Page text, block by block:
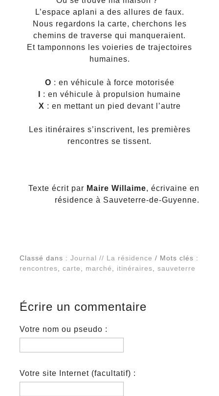
L’espace aplani a des allures de faux.
Nous regardons la carte, cherchons les
chemins de traverse qui manqueraient.
Et tamponnons les voieries de trajectoires
humaines.
O : en véhicule à force motorisée
: en véhicule à propulsion humaine
X : en mettant un pied devant l’autre
Les itinéraires s’inscrivent, les premières
rencontres se tissent.
Texte écrit par Maire Willaime, écrivaine en
résidence à Sauveterre-de-Guyenne.
Classé dans : Journal // La résidence / Mots clés :
rencontres, carte, marché, itinéraires, sauveterre
Écrire un commentaire
Votre nom ou pseudo :
Votre site Internet (facultatif) :